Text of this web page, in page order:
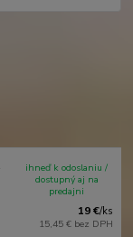
19 €/ks
15,45 € bez DPH
ihneď k odoslaniu /
dostupný aj na
predajni